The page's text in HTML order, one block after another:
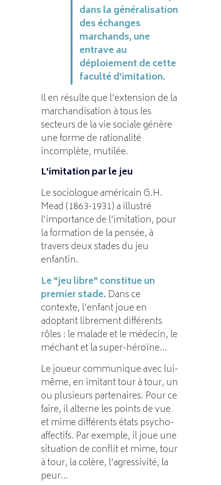
dans la généralisation
des échanges
marchands, une
entrave au
déploiement de cette
faculté d'imitation.
Il en résulte que l'extension de la
marchandisation à tous les
secteurs de la vie sociale génère
une forme de rationalité
incomplète, mutilée.
L'imitation par le jeu
Le sociologue américain G.H.
Mead (1863-1931) a illustré
l'importance de l'imitation, pour
la formation de la pensée, à
travers deux stades du jeu
enfantin.
Le "jeu libre" constitue un
premier stade. Dans ce
contexte, l'enfant joue en
adoptant librement différents
rôles : le malade et le médecin, le
méchant et la super-héroïne...
Le joueur communique avec lui-
même, en imitant tour à tour, un
ou plusieurs partenaires. Pour ce
faire, il alterne les points de vue
et mime différents états psycho-
affectifs. Par exemple, il joue une
situation de conflit et mime, tour
à tour, la colère, l’agressivité, la
peur...